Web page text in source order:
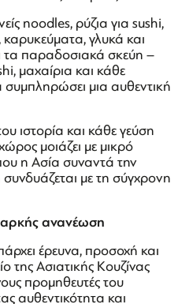
noodles, ρύζια για sushi,
καρυκεύματα, γλυκά και
τα παραδοσιακά σκεύη –
μαχαίρια και κάθε
συμπληρώσει μια αυθεντική
ιστορία και κάθε γεύση
μοιάζει με μικρό
η Ασία συναντά την
με τη σύγχρονη
ανανέωση
έρευνα, προσοχή και
της Ασιατικής Κουζίνας
προμηθευτές του
αυθεντικότητα και